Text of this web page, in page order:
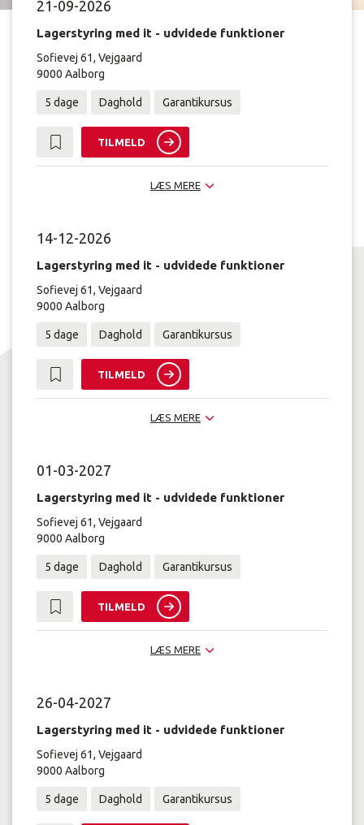
21-09-2026
Lagerstyring med it - udvidede funktioner
Sofievej 61, Vejgaard
9000 Aalborg
5 dage Daghold Garantikursus
TILMELD
LÆS MERE
14-12-2026
Lagerstyring med it - udvidede funktioner
Sofievej 61, Vejgaard
9000 Aalborg
5 dage Daghold Garantikursus
TILMELD
LÆS MERE
01-03-2027
Lagerstyring med it - udvidede funktioner
Sofievej 61, Vejgaard
9000 Aalborg
5 dage Daghold Garantikursus
TILMELD
LÆS MERE
26-04-2027
Lagerstyring med it - udvidede funktioner
Sofievej 61, Vejgaard
9000 Aalborg
5 dage Daghold Garantikursus